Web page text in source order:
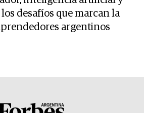
desafíos que marcan la
argentinos